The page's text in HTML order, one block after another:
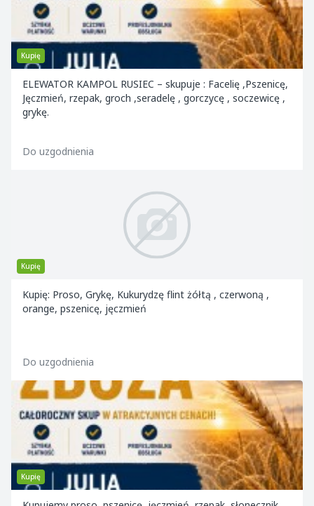
Kupię
ELEWATOR KAMPOL RUSIEC – skupuje : Facelię ,Pszenicę,
Jęczmień, rzepak, groch ,seradelę , gorczycę , soczewicę ,
grykę.
Do uzgodnienia
Kupię
Kupię: Proso, Grykę, Kukurydzę flint żółtą , czerwoną ,
orange, pszenicę, jęczmień
Do uzgodnienia
Kupię